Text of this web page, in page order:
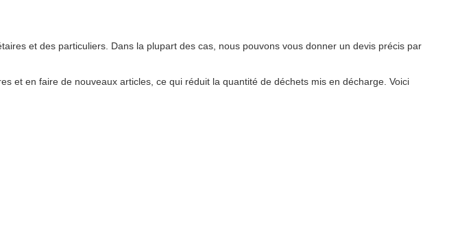
et des particuliers. Dans la plupart des cas, nous pouvons vous donner un devis précis par
et en faire de nouveaux articles, ce qui réduit la quantité de déchets mis en décharge. Voici